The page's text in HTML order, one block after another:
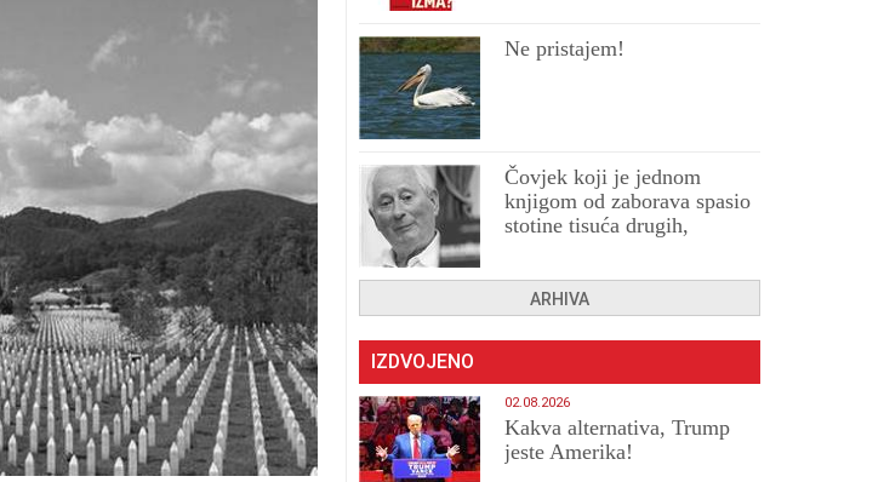
Ne pristajem!
Čovjek koji je jednom
knjigom od zaborava spasio
stotine tisuća drugih,
ARHIVA
IZDVOJENO
02.08.2026
Kakva alternativa, Trump
jeste Amerika!